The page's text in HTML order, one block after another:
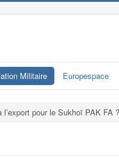
Militaire Europespace
pour le Sukhoï PAK FA ?